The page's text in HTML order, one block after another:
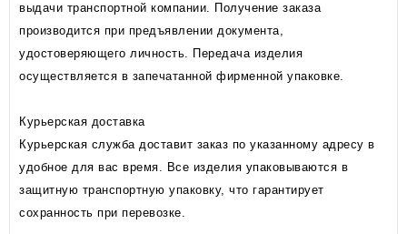
выдачи транспортной компании. Получение заказа
производится при предъявлении документа,
удостоверяющего личность. Передача изделия
осуществляется в запечатанной фирменной упаковке.
Курьерская доставка
Курьерская служба доставит заказ по указанному адресу в
удобное для вас время. Все изделия упаковываются в
защитную транспортную упаковку, что гарантирует
сохранность при перевозке.